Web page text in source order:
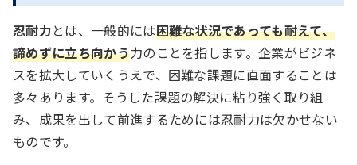
忍耐力とは、一般的には困難な状況であっても耐えて、
諦めずに立ち向かう力のことを指します。企業がビジネ
スを拡大していくうえで、困難な課題に直面することは
多々あります。そうした課題の解決に粘り強く取り組
み、成果を出して前進するためには忍耐力は欠かせない
ものです。